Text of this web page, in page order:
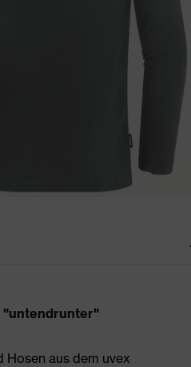
"untendrunter"
aus dem uvex